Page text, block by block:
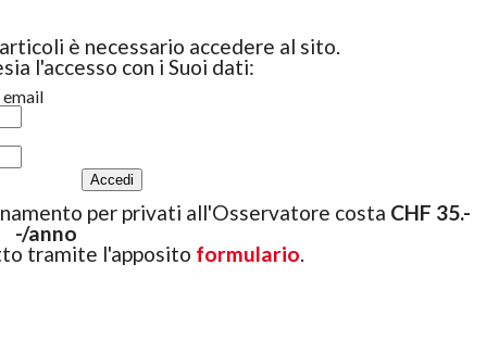
è necessario accedere al sito.
l'accesso con i Suoi dati:
per privati all'Osservatore costa CHF 35.-
-/anno
tramite l'apposito formulario.